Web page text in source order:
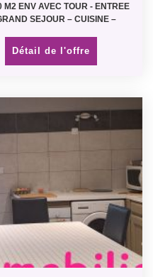
ENV AVEC TOUR - ENTREE
SEJOUR – CUISINE –
ET WC – ABRI VOITURE –
Détail de l'offre